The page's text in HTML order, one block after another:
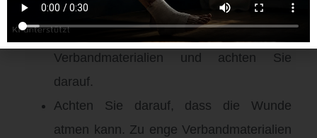
geschehen, je nach Bedarf auch öfter.
Verwenden Sie dazu saubere
Verbandmaterialien und achten Sie
darauf.
Achten Sie darauf, dass die Wunde
atmen kann. Zu enge Verbandmaterialien